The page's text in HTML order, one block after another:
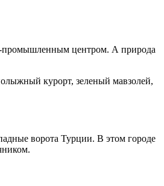
промышленным центром. А природа
курорт, зеленый мавзолей,
ворота Турции. В этом городе